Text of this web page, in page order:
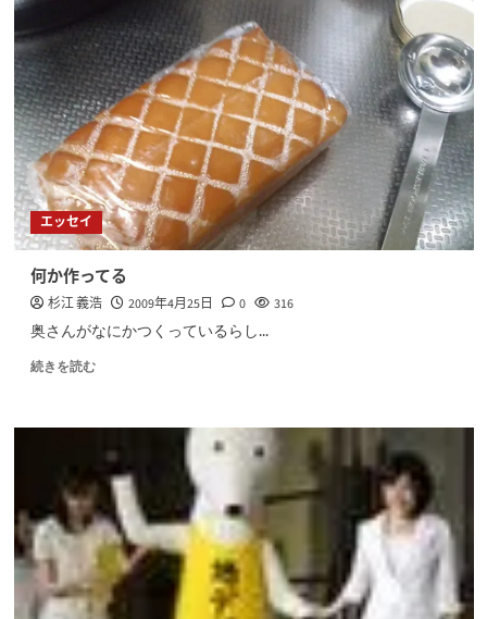
エッセイ
何か作ってる
杉江 義浩 2009年4月25日 0 316
奥さんがなにかつくっているらし...
続きを読む